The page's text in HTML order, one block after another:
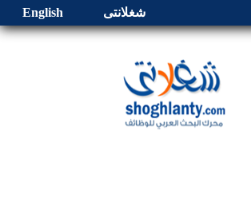
شغلانتى English